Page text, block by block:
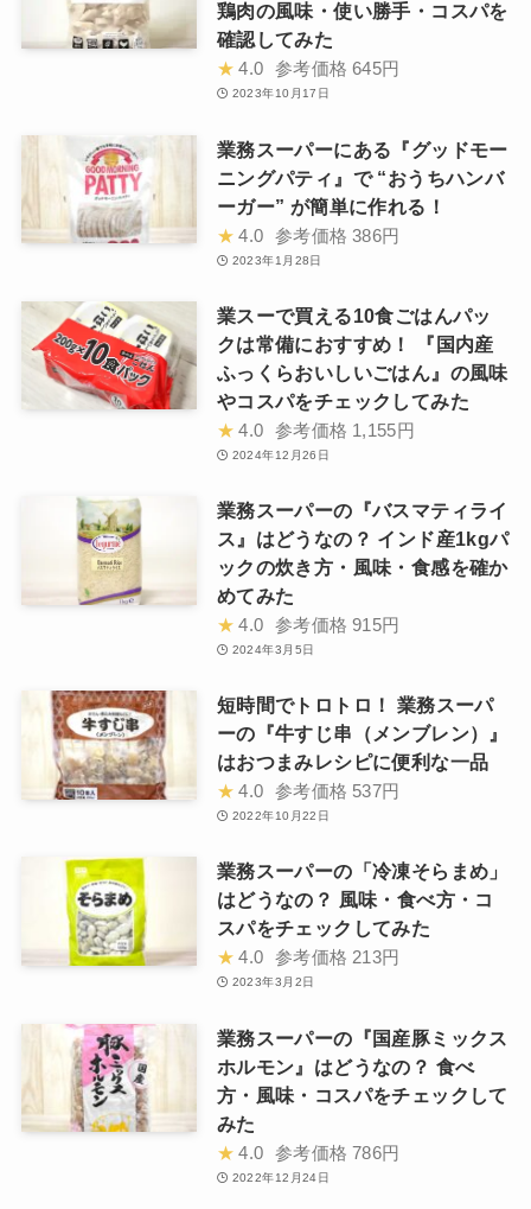
鶏肉の風味・使い勝手・コスパを
確認してみた
★ 4.0 参考価格 645円
2023年10月17日
業務スーパーにある『グッドモー
ニングパティ』で “おうちハンバ
ーガー” が簡単に作れる！
★ 4.0 参考価格 386円
2023年1月28日
業スーで買える10食ごはんパッ
クは常備におすすめ！ 『国内産
ふっくらおいしいごはん』の風味
やコスパをチェックしてみた
★ 4.0 参考価格 1,155円
2024年12月26日
業務スーパーの『バスマティライ
ス』はどうなの？ インド産1kgパ
ックの炊き方・風味・食感を確か
めてみた
★ 4.0 参考価格 915円
2024年3月5日
短時間でトロトロ！ 業務スーパ
ーの『牛すじ串（メンブレン）』
はおつまみレシピに便利な一品
★ 4.0 参考価格 537円
2022年10月22日
業務スーパーの「冷凍そらまめ」
はどうなの？ 風味・食べ方・コ
スパをチェックしてみた
★ 4.0 参考価格 213円
2023年3月2日
業務スーパーの『国産豚ミックス
ホルモン』はどうなの？ 食べ
方・風味・コスパをチェックして
みた
★ 4.0 参考価格 786円
2022年12月24日